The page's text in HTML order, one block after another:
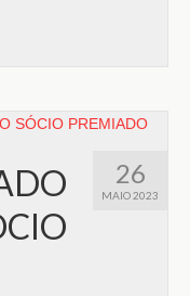
26
MAIO 2023